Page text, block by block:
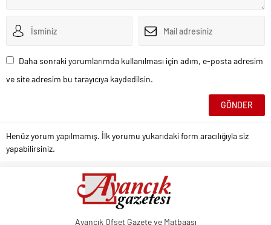
Daha sonraki yorumlarımda kullanılması için adım, e-posta adresim
ve site adresim bu tarayıcıya kaydedilsin.
Henüz yorum yapılmamış. İlk yorumu yukarıdaki form aracılığıyla siz
yapabilirsiniz.
Ayancık Ofset Gazete ve Matbaası